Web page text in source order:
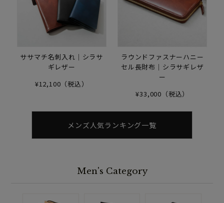
ササマチ名刺入れ｜シラサ
ギレザー
¥12,100（税込）
ラウンドファスナーハニー
セル長財布｜シラサギレザ
ー
¥33,000（税込）
メンズ人気ランキング一覧
Men's Category